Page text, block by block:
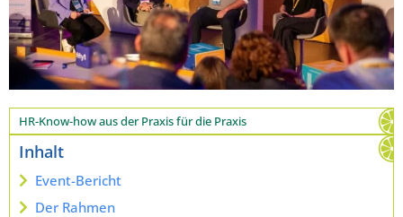
HR-Know-how aus der Praxis für die Praxis
Inhalt
Event-Bericht
Der Rahmen